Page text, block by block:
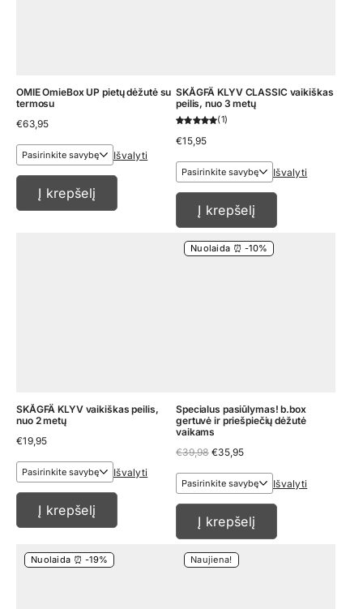
OMIE OmieBox UP pietų dėžutė su
termosu
€63,95
Išvalyti
Į krepšelį
SKÅGFÄ KLYV CLASSIC vaikiškas
peilis, nuo 3 metų
1
€15,95
Išvalyti
Į krepšelį
SKÅGFÄ KLYV vaikiškas peilis,
nuo 2 metų
€19,95
Išvalyti
Į krepšelį
Nuolaida ⏰ -10%
Specialus pasiūlymas! b.box
gertuvė ir priešpiečių dėžutė
vaikams
€39,98 Original
was:
€39,98.
€35,95Current
is:
€35,95.Išvalyti
Į krepšelį
Nuolaida ⏰ -19% Naujiena!